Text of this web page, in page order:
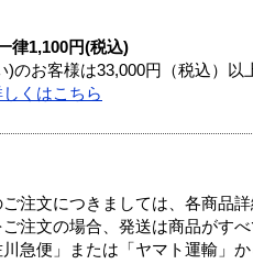
律1,100円(税込)
のお客様は33,000円（税込）以
くはこちら
注文につきましては、各商品
注文の場合、発送は商品がす
急便」または「ヤマト運輸」